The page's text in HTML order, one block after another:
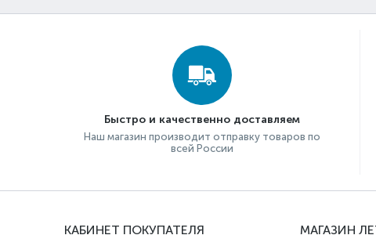
Быстро и качественно доставляем
Наш магазин производит отправку товаров по
всей России
КАБИНЕТ ПОКУПАТЕЛЯ МАГАЗИН